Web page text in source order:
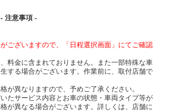
- 注意事項 -
ございますので、「日程選択画面」にてご確認
料金に含まれておりません。また一部特殊な車
する場合がございます。作業前に、取付店舗で
が異なりますので、予めご了承ください。
たサービス内容とお車の状態・車両タイプ等が
が異なる場合がございます。詳しくは、店舗に